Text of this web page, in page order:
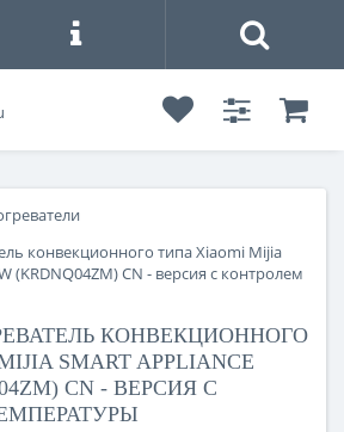
КОНВЕКЦИОННОГО
SMART APPLIANCE
CN - ВЕРСИЯ С